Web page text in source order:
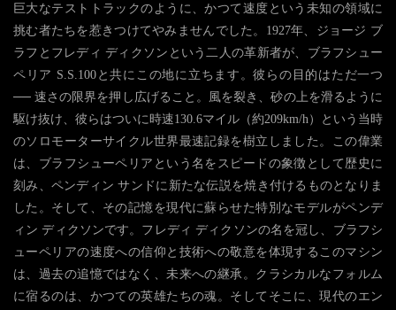
巨大なテストトラックのように、かつて速度という未知の領域に
挑む者たちを惹きつけてやみませんでした。1927年、ジョージ ブ
ラフとフレディ ディクソンという二人の革新者が、ブラフシュー
ペリア S.S.100と共にこの地に立ちます。彼らの目的はただ一つ
── 速さの限界を押し広げること。風を裂き、砂の上を滑るように
駆け抜け、彼らはついに時速130.6マイル（約209km/h）という当時
のソロモーターサイクル世界最速記録を樹立しました。この偉業
は、ブラフシューペリアという名をスピードの象徴として歴史に
刻み、ペンディン サンドに新たな伝説を焼き付けるものとなりま
した。そして、その記憶を現代に蘇らせた特別なモデルがペンデ
ィン ディクソンです。フレディ ディクソンの名を冠し、ブラフシ
ューペリアの速度への信仰と技術への敬意を体現するこのマシン
は、過去の追憶ではなく、未来への継承。クラシカルなフォルム
に宿るのは、かつての英雄たちの魂。そしてそこに、現代のエン